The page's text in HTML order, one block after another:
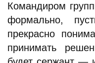
Командиром
формально,
прекрасно
принимать